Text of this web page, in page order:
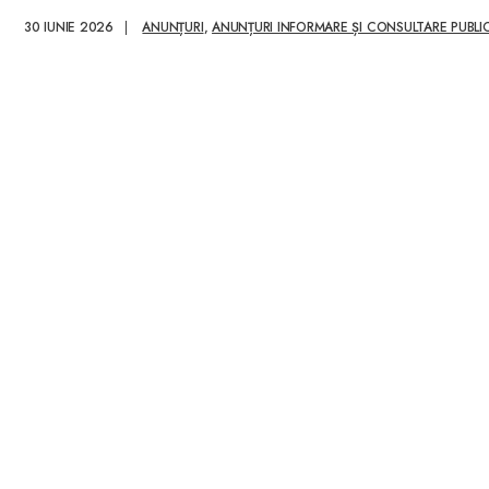
30 IUNIE 2026 | ANUNȚURI,ANUNȚURI INFORMARE ȘI CONSULTARE